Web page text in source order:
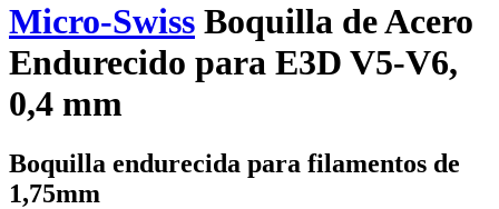
Micro-Swiss Boquilla de Acero
Endurecido para E3D V5-V6,
0,4 mm
Boquilla endurecida para filamentos de
1,75mm